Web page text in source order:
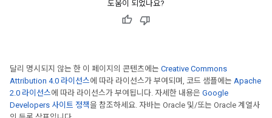
도움이 되었나요?
달리 명시되지 않는 한 이 페이지의 콘텐츠에는 Creative Commons
Attribution 4.0 라이선스에 따라 라이선스가 부여되며, 코드 샘플에는 Apache
2.0 라이선스에 따라 라이선스가 부여됩니다. 자세한 내용은 Google
Developers 사이트 정책을 참조하세요. 자바는 Oracle 및/또는 Oracle 계열사